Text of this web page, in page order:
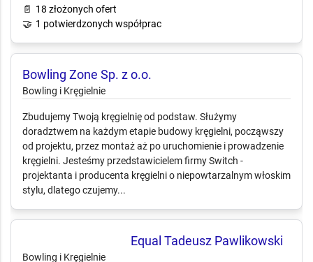
📄 18 złożonych ofert
🤝 1 potwierdzonych współprac
Bowling Zone Sp. z o.o.
Bowling i Kręgielnie
Zbudujemy Twoją kręgielnię od podstaw. Służymy
doradztwem na każdym etapie budowy kręgielni, począwszy
od projektu, przez montaż aż po uruchomienie i prowadzenie
kręgielni. Jesteśmy przedstawicielem firmy Switch -
projektanta i producenta kręgielni o niepowtarzalnym włoskim
stylu, dlatego czujemy...
Equal Tadeusz Pawlikowski
Bowling i Kręgielnie